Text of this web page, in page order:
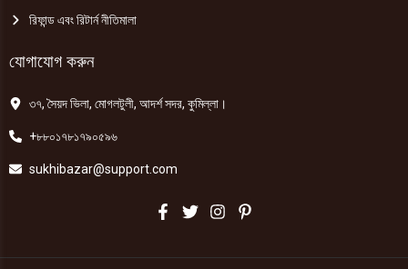
রিফান্ড এবং রিটার্ন নীতিমালা
যোগাযোগ করুন
৩৭, সৈয়দ ভিলা, মোগলটুলী, আদর্শ সদর, কুমিল্লা।
+৮৮০১৭৮১৭৯০৫৯৬
sukhibazar@support.com